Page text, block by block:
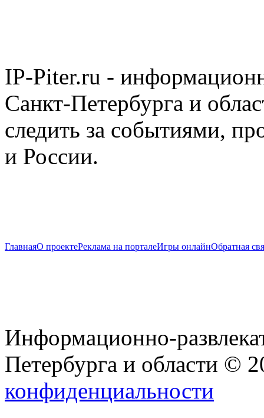
IP-Piter.ru -
Санкт-Петербурга и
следить за событиями,
и России.
ГлавнаяО проектеРеклама на порталеИгры онлайнОбратная
Информационно-
Петербурга и области ©
конфиденциальности